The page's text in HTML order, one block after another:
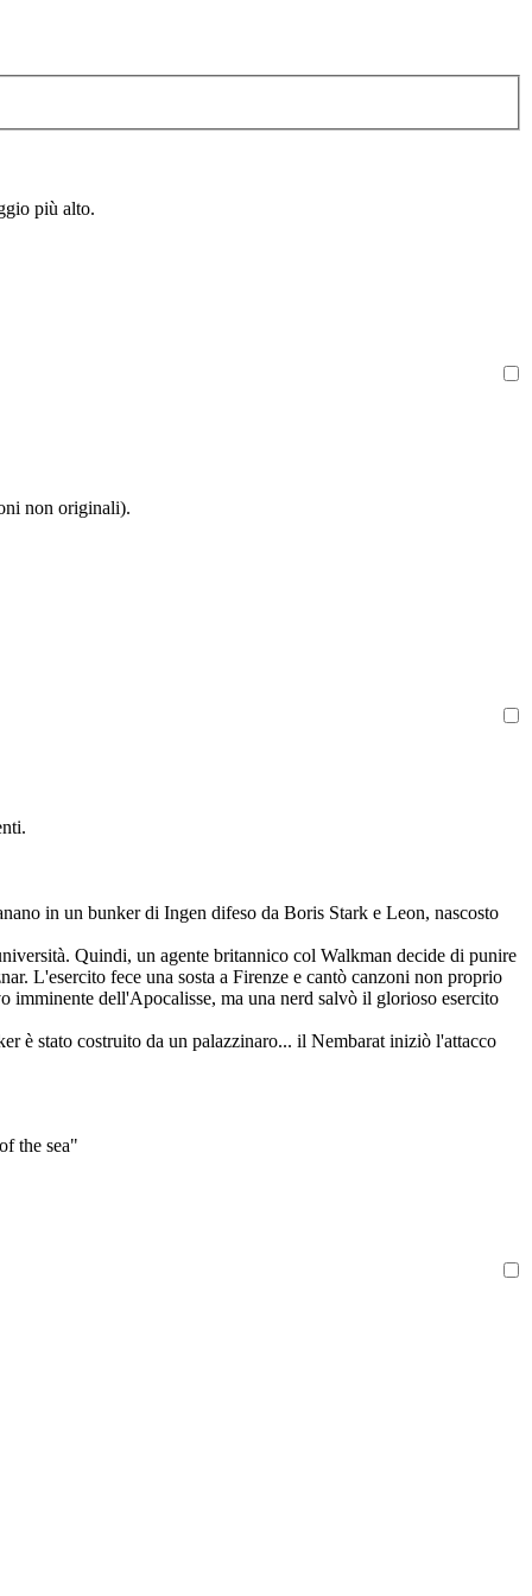
più alto.
non originali).
in un bunker di Ingen difeso da Boris Stark e Leon, nascosto
Quindi, un agente britannico col Walkman decide di punire
L'esercito fece una sosta a Firenze e cantò canzoni non proprio
imminente dell'Apocalisse, ma una nerd salvò il glorioso esercito
è stato costruito da un palazzinaro... il Nembarat iniziò l'attacco
the sea"